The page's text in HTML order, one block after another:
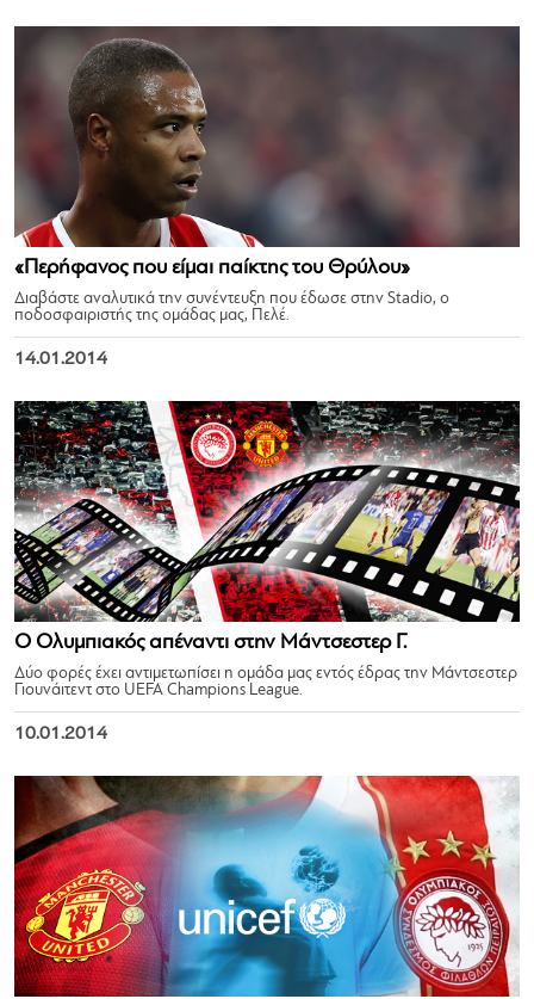
«Περήφανος που είμαι παίκτης του Θρύλου»
Διαβάστε αναλυτικά την συνέντευξη που έδωσε στην Stadio, ο
ποδοσφαιριστής της ομάδας μας, Πελέ.
14.01.2014
Ο Ολυμπιακός απέναντι στην Μάντσεστερ Γ.
Δύο φορές έχει αντιμετωπίσει η ομάδα μας εντός έδρας την Μάντσεστερ
Γιουνάιτεντ στο UEFA Champions League.
10.01.2014